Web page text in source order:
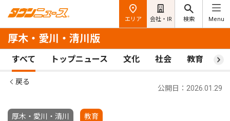
エリア 会社・IR 検索 Menu
厚木・愛川・清川版
すべて トップニュース 文化 社会 教育 ス
戻る
厚木・愛川・清川 教育
公開日：2026.01.29